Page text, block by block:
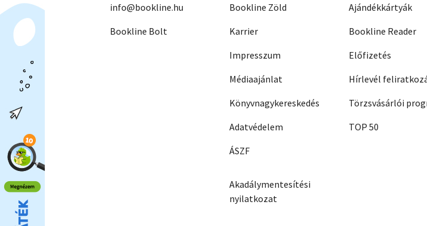
info@bookline.hu
Bookline Bolt
Bookline Zöld
Karrier
Impresszum
Médiaajánlat
Könyvnagykereskedés
Adatvédelem
ÁSZF
Akadálymentesítési
nyilatkozat
Ajándékkártyák
Bookline Reader
Előfizetés
Hírlevél
Törzsvásárlói
TOP 50